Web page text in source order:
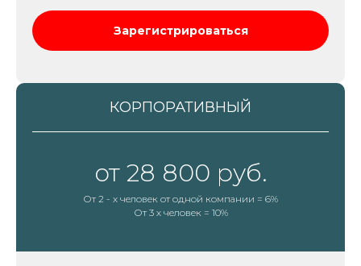
Зарегистрироваться
КОРПОРАТИВНЫЙ
от 28 800 руб.
От 2 - х человек от одной компании = 6%
От 3 х человек = 10%